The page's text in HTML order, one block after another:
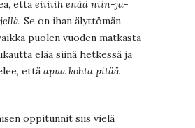
että eiiiiih enää niin-ja-
. Se on ihan älyttömän
puolen vuoden matkasta
elää siinä hetkessä ja
että apua kohta pitää
oppitunnit siis vielä